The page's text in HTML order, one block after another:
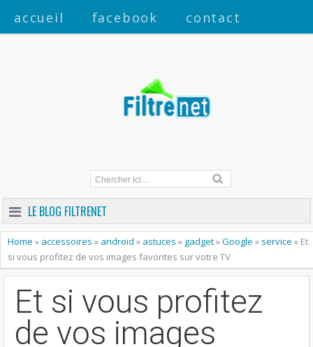
accueil facebook contact
LE BLOG FILTRENET
Home » accessoires » android » astuces » gadget»Google » service » Et
si vous profitez de vos images favorites sur votre TV
Et si vous profitez
de vos images